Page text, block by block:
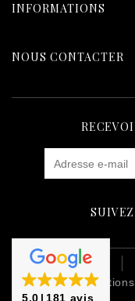
INFORMATIONS
NOUS CONTACTER
Contactez-nous
5.0
181 avis